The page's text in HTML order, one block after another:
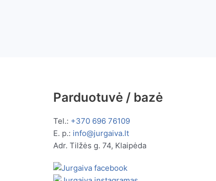
Parduotuvė / bazė
Tel.: +370 696 76109
E. p.: info@jurgaiva.lt
Adr. Tilžės g. 74, Klaipėda